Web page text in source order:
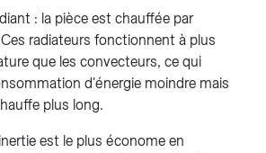
: la pièce est chauffée par
radiateurs fonctionnent à plus
que les convecteurs, ce qui
d'énergie moindre mais
plus long.
est le plus économe en